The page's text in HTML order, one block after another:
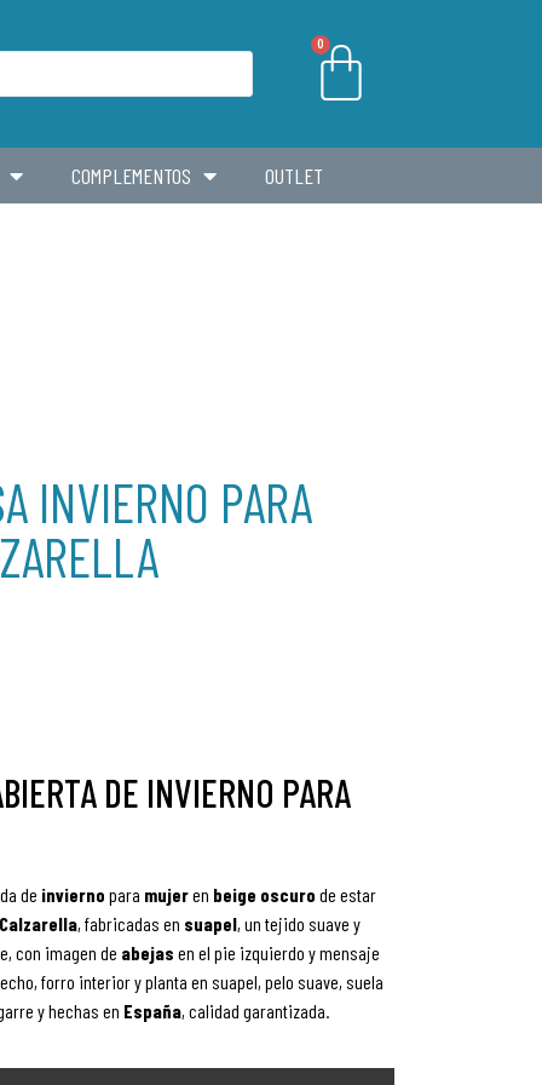
0
COMPLEMENTOS OUTLET
INVIERNO PARA
DE INVIERNO PARA
de invierno para mujeren beige oscuro de estar
Calzarella, fabricadas en suapel, un tejido suave y
con imagen de abejas en el pie izquierdo y mensaje
forro interior y planta en suapel, pelo suave, suela
y hechas en España, calidad garantizada.